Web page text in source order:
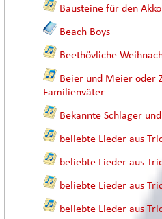
Bausteine für den
Beach Boys
Beethövliche
Beier und Meier oder
Familienväter
Bekannte Schlager
beliebte Lieder aus
beliebte Lieder aus
beliebte Lieder aus
beliebte Lieder aus